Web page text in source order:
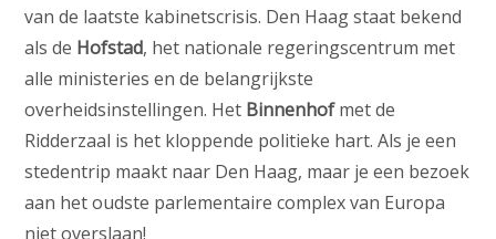
van de laatste kabinetscrisis. Den Haag staat bekend
als de Hofstad, het nationale regeringscentrum met
alle ministeries en de belangrijkste
overheidsinstellingen. Het Binnenhofmet de
Ridderzaal is het kloppende politieke hart. Als je een
stedentrip maakt naar Den Haag, maar je een bezoek
aan het oudste parlementaire complex van Europa
niet overslaan!